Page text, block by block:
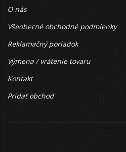
O nás
Všeobecné obchodné podmienky
Reklamačný poriadok
Výmena / vrátenie tovaru
Kontakt
Pridať obchod